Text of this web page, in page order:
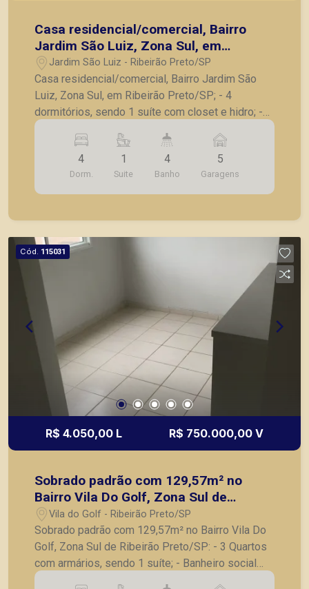
Casa residencial/comercial, Bairro
Jardim São Luiz, Zona Sul, em
Ribeirão Preto/SP;
Jardim São Luiz - Ribeirão Preto/SP
Casa residencial/comercial, Bairro Jardim São
Luiz, Zona Sul, em Ribeirão Preto/SP; - 4
dormitórios, sendo 1 suíte com closet e hidro; -
Lavabo; - Sala para 2 ambientes; - Cozinha com
armários; - Lavanderia; - Dependência de serviço;
- Vestiário externo; - Ducha; - Piscina; - 5 vagas
de garagem. A Piramid tem como objetivo
atender seus clientes com agilidade e segurança,
de Ribeirão Preto.
4
Dorm.
1
Suite
4
Banho
5
Garagens
Cód. 115031
R$ 4.050,00 L R$ 750.000,00 V
Sobrado padrão com 129,57m² no
Bairro Vila Do Golf, Zona Sul de
Ribeirão Preto/SP:
Vila do Golf - Ribeirão Preto/SP
Sobrado padrão com 129,57m² no Bairro Vila Do
Golf, Zona Sul de Ribeirão Preto/SP: - 3 Quartos
com armários, sendo 1 suíte; - Banheiro social
completo; - Sala para 3 ambientes; - Cozinha com